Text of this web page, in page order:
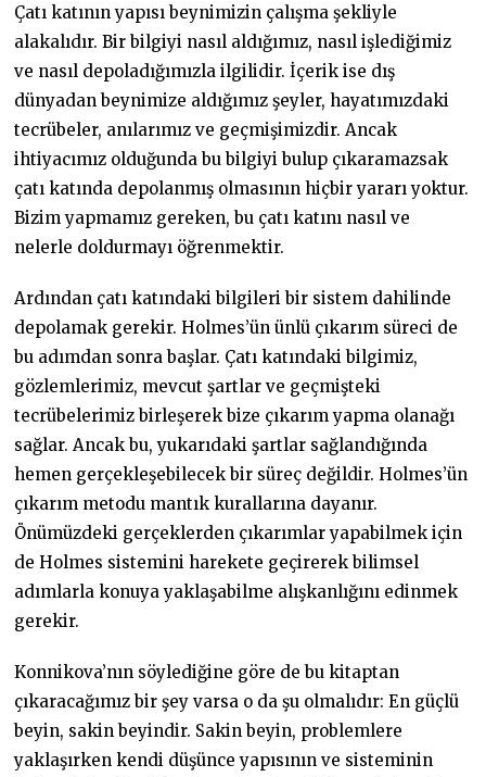
Çatı katının yapısı beynimizin çalışma şekliyle
alakalıdır. Bir bilgiyi nasıl aldığımız, nasıl işlediğimiz
ve nasıl depoladığımızla ilgilidir. İçerik ise dış
dünyadan beynimize aldığımız şeyler, hayatımızdaki
tecrübeler, anılarımız ve geçmişimizdir. Ancak
ihtiyacımız olduğunda bu bilgiyi bulup çıkaramazsak
çatı katında depolanmış olmasının hiçbir yararı yoktur.
Bizim yapmamız gereken, bu çatı katını nasıl ve
nelerle doldurmayı öğrenmektir.
Ardından çatı katındaki bilgileri bir sistem dahilinde
depolamak gerekir. Holmes’ün ünlü çıkarım süreci de
bu adımdan sonra başlar. Çatı katındaki bilgimiz,
gözlemlerimiz, mevcut şartlar ve geçmişteki
tecrübelerimiz birleşerek bize çıkarım yapma olanağı
sağlar. Ancak bu, yukarıdaki şartlar sağlandığında
hemen gerçekleşebilecek bir süreç değildir. Holmes’ün
çıkarım metodu mantık kurallarına dayanır.
Önümüzdeki gerçeklerden çıkarımlar yapabilmek için
de Holmes sistemini harekete geçirerek bilimsel
adımlarla konuya yaklaşabilme alışkanlığını edinmek
gerekir.
Konnikova’nın söylediğine göre de bu kitaptan
çıkaracağımız bir şey varsa o da şu olmalıdır: En güçlü
beyin, sakin beyindir. Sakin beyin, problemlere
yaklaşırken kendi düşünce yapısının ve sisteminin